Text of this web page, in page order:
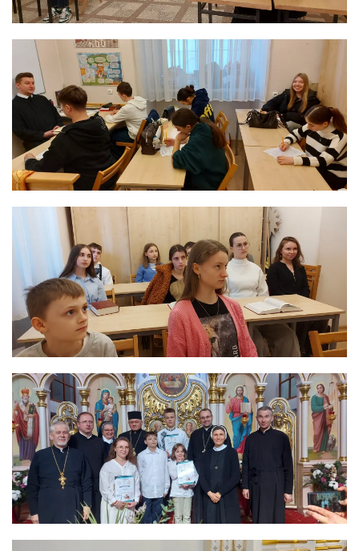
ЗБІЛЬШИТИ
ЗБІЛЬШИТИ
ЗБІЛЬШИТИ